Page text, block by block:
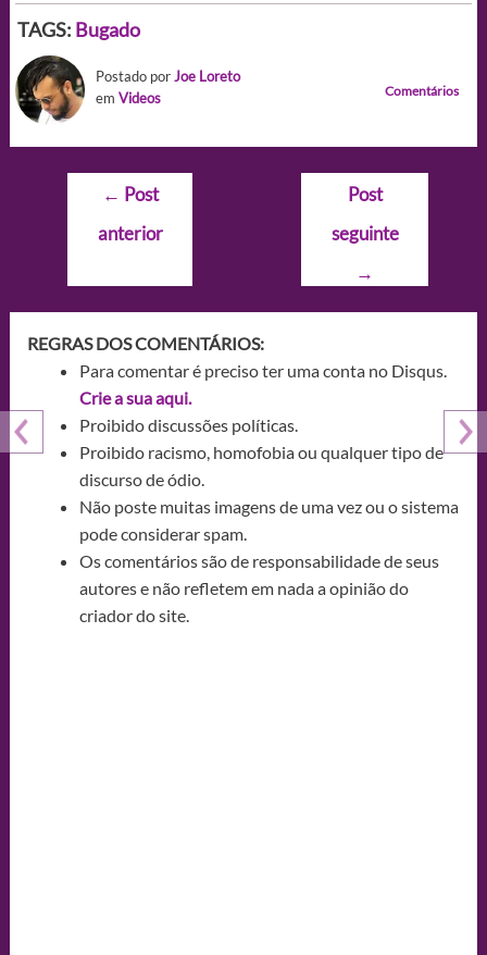
TAGS: Bugado
Postado porJoe Loreto
em Videos Comentários
Navegação
Post
← Post
anterior
Post
seguinte
→
REGRAS DOS COMENTÁRIOS:
Para comentar é preciso ter uma conta no Disqus.
Crie a sua aqui.
Proibido discussões políticas.
Proibido racismo, homofobia ou qualquer tipo de
discurso de ódio.
Não poste muitas imagens de uma vez ou o sistema
pode considerar spam.
Os comentários são de responsabilidade de seus
autores e não refletem em nada a opinião do
criador do site.